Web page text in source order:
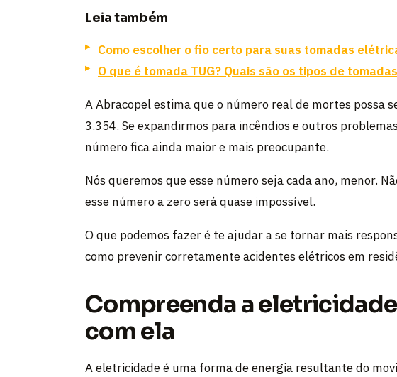
Leia também
Como escolher o fio certo para suas tomadas
O que é tomada TUG? Quais são os tipos de
A Abracopel estima que o número real de mortes possa
3.354. Se expandirmos para incêndios e outros
número fica ainda maior e mais preocupante.
Nós queremos que esse número seja cada ano, menor.
esse número a zero será quase impossível.
O que podemos fazer é te ajudar a se tornar mais
como prevenir corretamente acidentes elétricos em
Compreenda a
com ela
A eletricidade é uma forma de energia resultante do